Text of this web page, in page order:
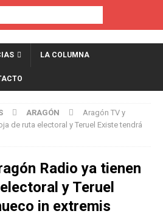
LA COLUMNA
ARAGÓN
Aragón TV y
de ruta electoral y Teruel Existe tendrá
Radio ya tienen
y Teruel
in extremis